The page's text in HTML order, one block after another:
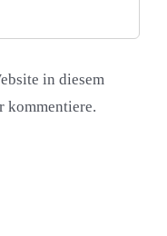
in diesem
kommentiere.